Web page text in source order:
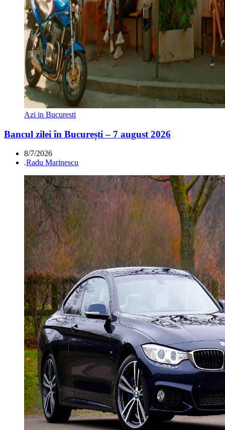
Azi in Bucuresti
Bancul zilei în București – 7 august 2026
8/7/2026
.Radu Marinescu